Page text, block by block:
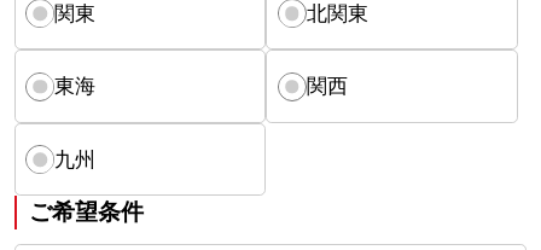
関東 北関東
東海 関西
九州
ご希望条件